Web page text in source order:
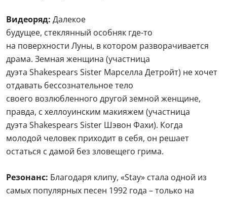
Видеоряд: Далекое
будущее, стеклянный особняк где-то
на поверхности Луны, в котором разворачивается
драма. Земная женщина (участница
дуэта Shakespears Sister Марселла Детройт) не хочет
отдавать бессознательное тело
своего возлюбленного другой земной женщине,
правда, с хеллоуинским макияжем (участница
дуэта Shakespears Sister Шэвон Фахи). Когда
молодой человек приходит в себя, он решает
остаться с дамой без зловещего грима.
Резонанс: Благодаря клипу, «Stay» стала одной из
самых популярных песен 1992 года – только на